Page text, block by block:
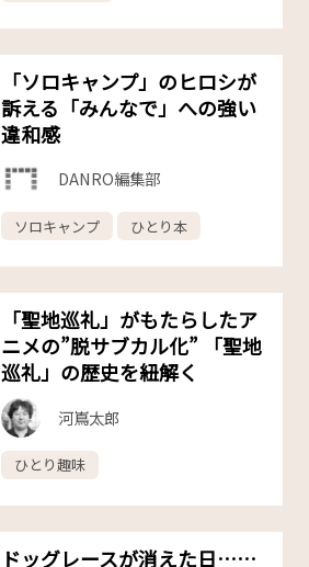
「ソロキャンプ」のヒロシが
訴える「みんなで」への強い
違和感
DANRO編集部
ソロキャンプ ひとり本
「聖地巡礼」がもたらしたア
ニメの”脱サブカル化” 「聖地
巡礼」の歴史を紐解く
河嶌太郎
ひとり趣味
ドッグレースが消えた日……